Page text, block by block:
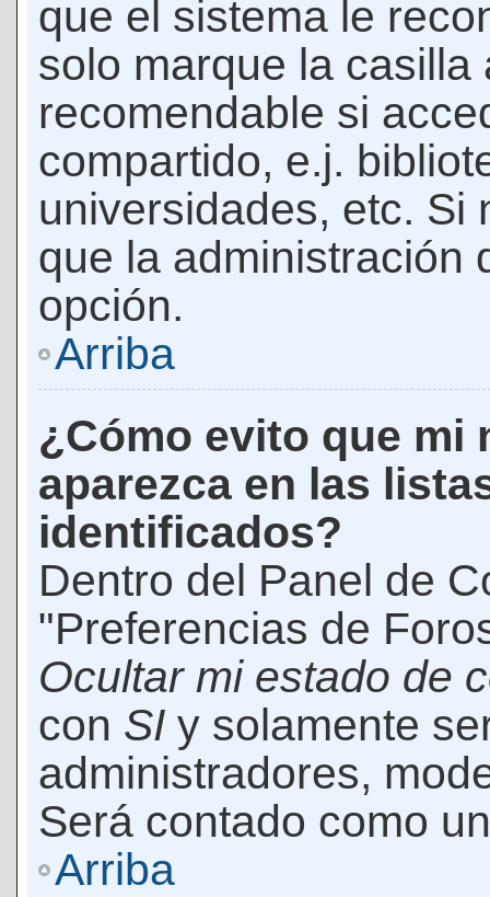
que el sistema le
solo marque la casilla
recomendable si
compartido, e.j.
universidades, etc. Si
que la administración
opción.
Arriba
¿Cómo evito que mi
aparezca en las
identificados?
Dentro del Panel de
"Preferencias de
Ocultar mi estado de
con SI y solamente
administradores,
Será contado como
Arriba